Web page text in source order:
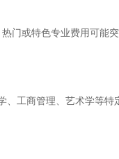
或特色专业费用可能
工商管理、艺术学等